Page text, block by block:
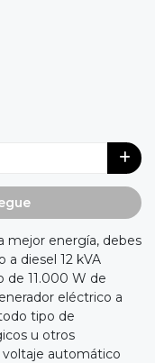
mejor energía, debes
diesel 12 kVA
de 11.000 W de
eléctrico a
tipo de
u otros
voltaje automático